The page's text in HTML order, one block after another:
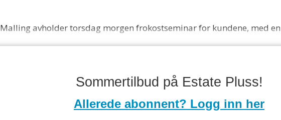
Malling avholder torsdag morgen frokostseminar for kundene, med
Sommertilbud på Estate Pluss!
Allerede abonnent? Logg inn her